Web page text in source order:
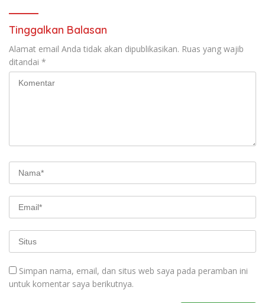
Tinggalkan Balasan
Alamat email Anda tidak akan dipublikasikan. Ruas yang wajib
ditandai *
Simpan nama, email, dan situs web saya pada peramban ini
untuk komentar saya berikutnya.